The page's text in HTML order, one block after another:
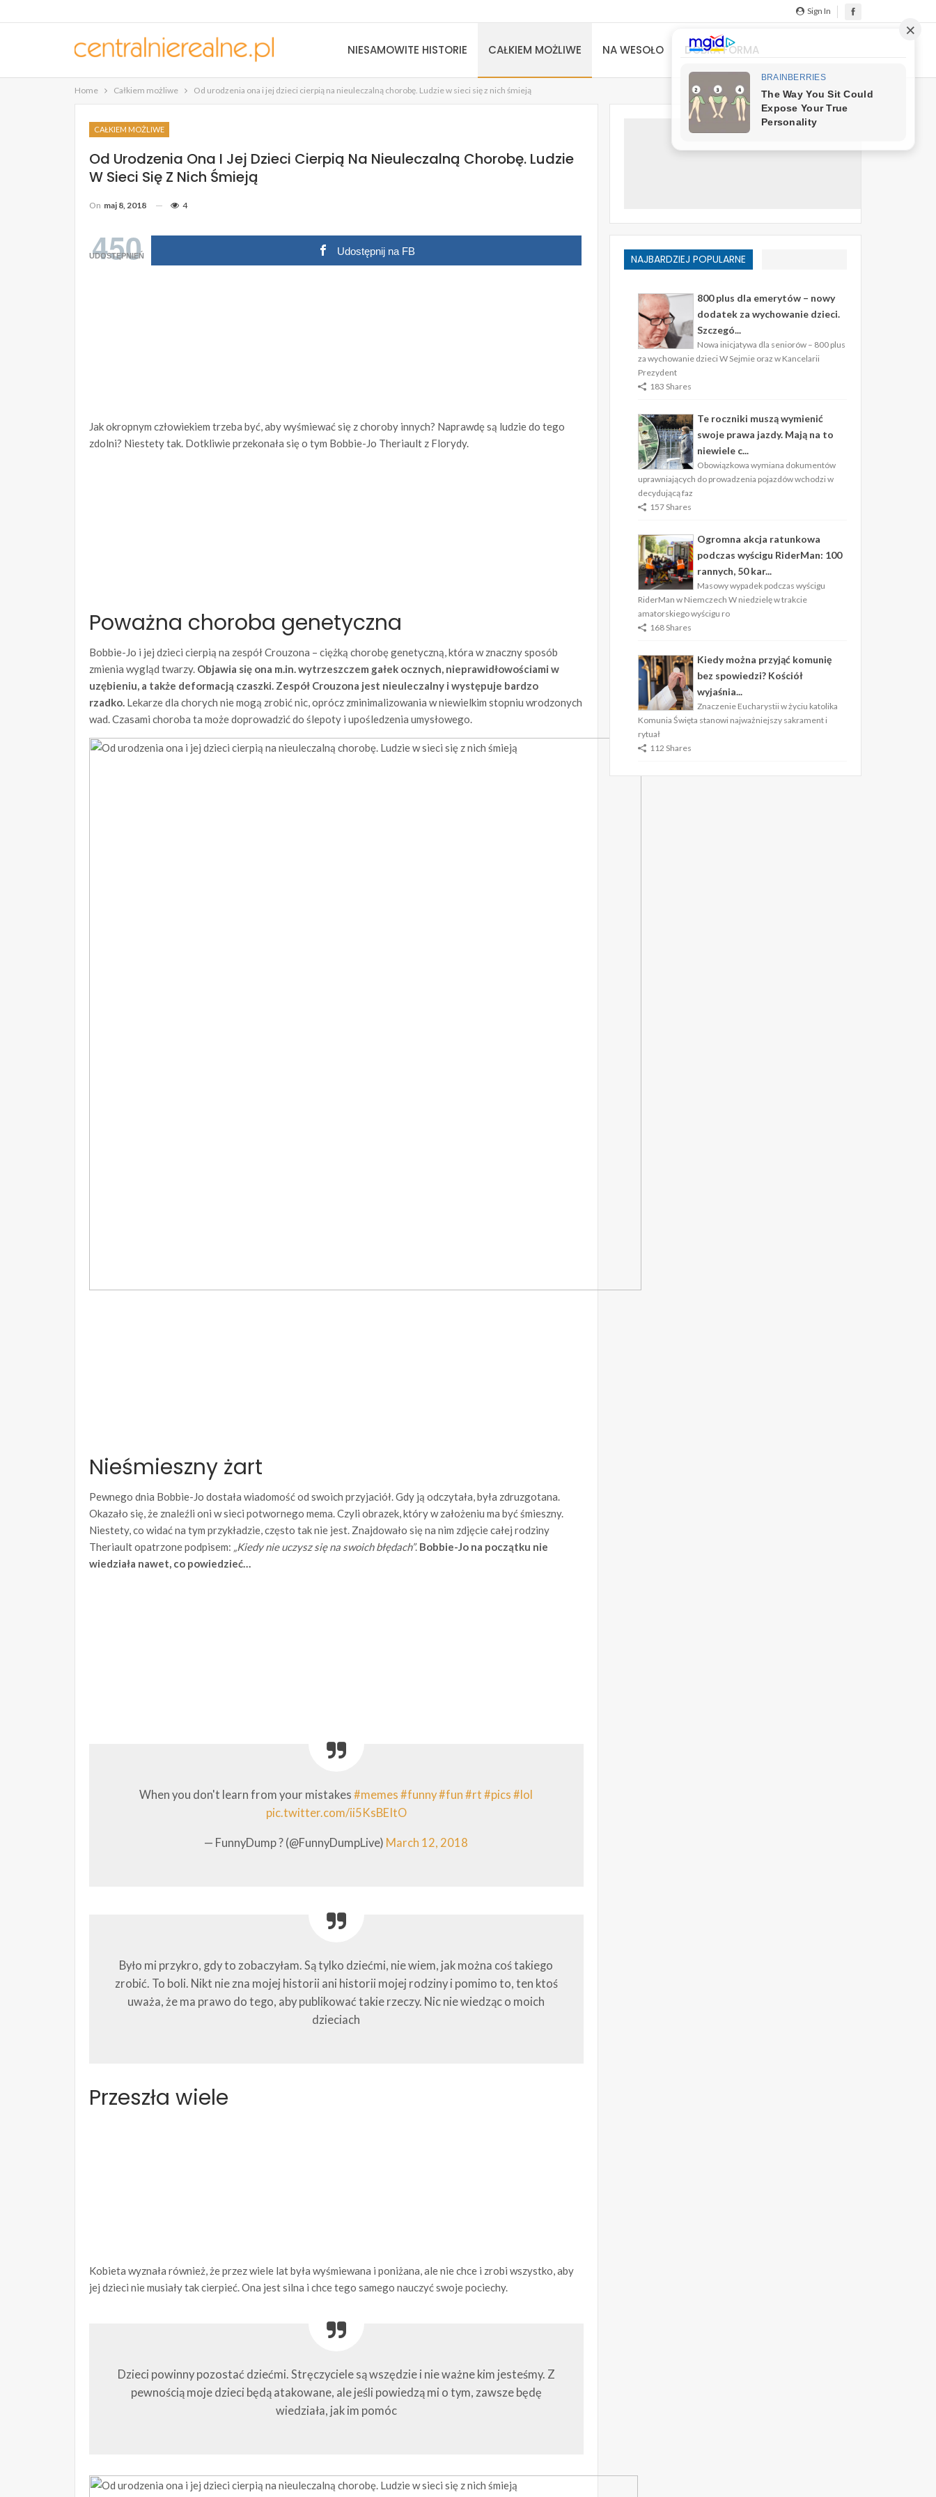
Sign In
NIESAMOWITE HISTORIE CAŁKIEM MOŻLIWE NA WESOŁO DOBRA FORMA
Home Całkiem możliwe Od urodzenia ona i jej dzieci cierpią na nieuleczalną chorobę. Ludzie w sieci się z nich śmieją
CAŁKIEM MOŻLIWE
Od Urodzenia Ona I Jej Dzieci Cierpią Na Nieuleczalną Chorobę. Ludzie
W Sieci Się Z Nich Śmieją
On maj 8, 2018 4
450
UDOSTĘPNIEŃ Udostępnij na FB
Jak okropnym człowiekiem trzeba być, aby wyśmiewać się z choroby innych? Naprawdę są ludzie do tego
zdolni? Niestety tak. Dotkliwie przekonała się o tym Bobbie-Jo Theriault z Florydy.
Poważna choroba genetyczna
Bobbie-Jo i jej dzieci cierpią na zespół Crouzona – ciężką chorobę genetyczną, która w znaczny sposób
zmienia wygląd twarzy. Objawia się ona m.in. wytrzeszczem gałek ocznych, nieprawidłowościami w
uzębieniu, a także deformacją czaszki. Zespół Crouzona jest nieuleczalny i występuje bardzo
rzadko. Lekarze dla chorych nie mogą zrobić nic, oprócz zminimalizowania w niewielkim stopniu wrodzonych
wad. Czasami choroba ta może doprowadzić do ślepoty i upośledzenia umysłowego.
Nieśmieszny żart
Pewnego dnia Bobbie-Jo dostała wiadomość od swoich przyjaciół. Gdy ją odczytała, była zdruzgotana.
Okazało się, że znaleźli oni w sieci potwornego mema. Czyli obrazek, który w założeniu ma być śmieszny.
Niestety, co widać na tym przykładzie, często tak nie jest. Znajdowało się na nim zdjęcie całej rodziny
Theriault opatrzone podpisem:
„Kiedy nie uczysz się na swoich błędach”. Bobbie-Jo na początku nie
wiedziała nawet, co powiedzieć…
When you don't learn from your mistakes#memes #funny#fun #rt #pics #lol
pic.twitter.com/ii5KsBEItO
— FunnyDump ? (@FunnyDumpLive) March 12, 2018
Było mi przykro, gdy to zobaczyłam. Są tylko dziećmi, nie wiem, jak można coś takiego
zrobić. To boli. Nikt nie zna mojej historii ani historii mojej rodziny i pomimo to, ten ktoś
uważa, że ma prawo do tego, aby publikować takie rzeczy. Nic nie wiedząc o moich
dzieciach
Przeszła wiele
Kobieta wyznała również, że przez wiele lat była wyśmiewana i poniżana, ale nie chce i zrobi wszystko, aby
jej dzieci nie musiały tak cierpieć. Ona jest silna i chce tego samego nauczyć swoje pociechy.
Dzieci powinny pozostać dziećmi. Stręczyciele są wszędzie i nie ważne kim jesteśmy. Z
pewnością moje dzieci będą atakowane, ale jeśli powiedzą mi o tym, zawsze będę
wiedziała, jak im pomóc
NAJBARDZIEJ POPULARNE
800 plus dla emerytów – nowy
dodatek za wychowanie dzieci.
Szczegó...
Nowa inicjatywa dla seniorów – 800 plus
za wychowanie dzieci W Sejmie oraz w Kancelarii
Prezydent
183 Shares
Te roczniki muszą wymienić
swoje prawa jazdy. Mają na to
niewiele c...
Obowiązkowa wymiana dokumentów
uprawniających do prowadzenia pojazdów wchodzi w
decydującą faz
157 Shares
Ogromna akcja ratunkowa
podczas wyścigu RiderMan: 100
rannych, 50 kar...
Masowy wypadek podczas wyścigu
RiderMan w Niemczech W niedzielę w trakcie
amatorskiego wyścigu ro
168 Shares
Kiedy można przyjąć komunię
bez spowiedzi? Kościół
wyjaśnia...
Znaczenie Eucharystii w życiu katolika
Komunia Święta stanowi najważniejszy sakrament i
rytuał
112 Shares